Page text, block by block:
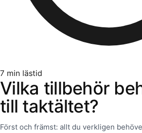
7 min lästid
Vilka tillbehör
till taktältet?
Först och främst: allt du verkligen